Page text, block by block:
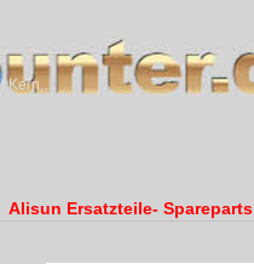
Solariumröhren,Heimsolarien von Hapro, Cosmedico, Dr.Kern, Megasun & Ergoline
Alisun Ersatzteile- Spareparts